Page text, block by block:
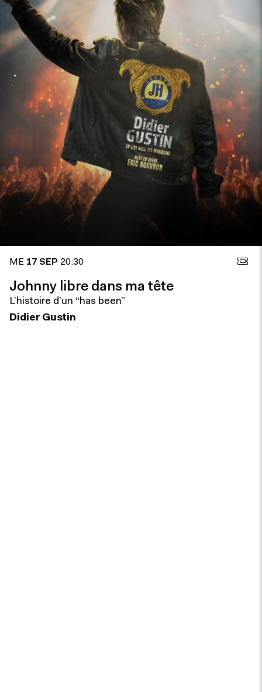
ME 17 SEP 20:30
Johnny libre dans ma tête
L’histoire d’un “has been”
Didier Gustin